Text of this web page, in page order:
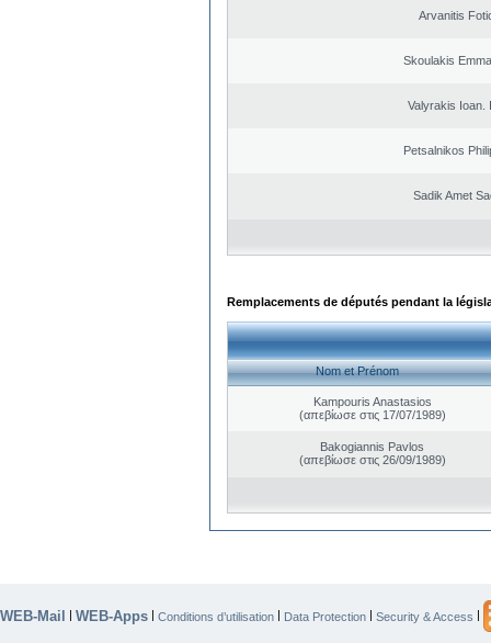
Arvanitis
Skoulakis
Valyrakis Ioan.
Petsalnikos
Sadik Amet
Remplacements de députés pendant la
Nom et Prénom
Kampouris Anastasios
(απεβίωσε στις 17/07/1989)
Bakogiannis Pavlos
(απεβίωσε στις 26/09/1989)
WEB-Mail | WEB-Apps | Conditions d’utilisation | Data Protection | Security & Access |